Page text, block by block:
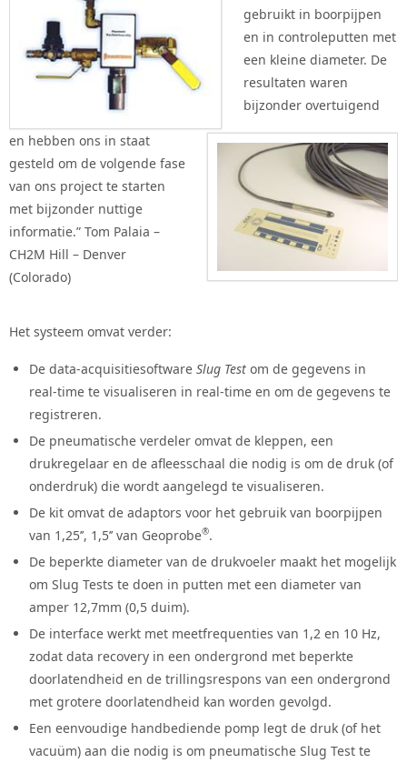
gebruikt in boorpijpen
en in controleputten met
een kleine diameter. De
resultaten waren
bijzonder overtuigend
en hebben ons in staat
gesteld om de volgende fase
van ons project te starten
met bijzonder nuttige
informatie.” Tom Palaia –
CH2M Hill – Denver
(Colorado)
Het systeem omvat verder:
De data-acquisitiesoftwareSlug Test om de gegevens in
real-time te visualiseren in real-time en om de gegevens te
registreren.
De pneumatische verdeler omvat de kleppen, een
drukregelaar en de afleesschaal die nodig is om de druk (of
onderdruk) die wordt aangelegd te visualiseren.
De kit omvat de adaptors voor het gebruik van boorpijpen
van 1,25’’, 1,5’’ van Geoprobe®.
De beperkte diameter van de drukvoeler maakt het mogelijk
om Slug Tests te doen in putten met een diameter van
amper 12,7mm (0,5 duim).
De interface werkt met meetfrequenties van 1,2 en 10 Hz,
zodat data recovery in een ondergrond met beperkte
doorlatendheid en de trillingsrespons van een ondergrond
met grotere doorlatendheid kan worden gevolgd.
Een eenvoudige handbediende pomp legt de druk (of het
vacuüm) aan die nodig is om pneumatische Slug Test te